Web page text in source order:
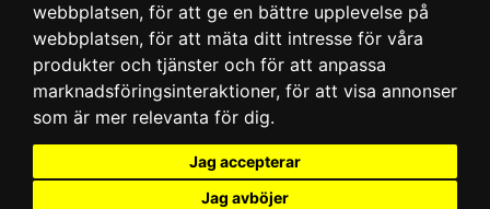
webbplatsen, för att ge en bättre upplevelse på
webbplatsen, för att mäta ditt intresse för våra
produkter och tjänster och för att anpassa
marknadsföringsinteraktioner, för att visa annonser
som är mer relevanta för dig.
Jag accepterar
Jag avböjer